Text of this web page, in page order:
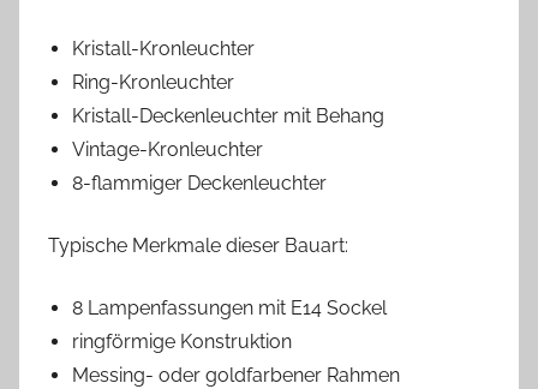
Kristall-Kronleuchter
Ring-Kronleuchter
Kristall-Deckenleuchter mit Behang
Vintage-Kronleuchter
8-flammiger Deckenleuchter
Typische Merkmale dieser Bauart:
8 Lampenfassungen mit E14 Sockel
ringförmige Konstruktion
Messing- oder goldfarbener Rahmen